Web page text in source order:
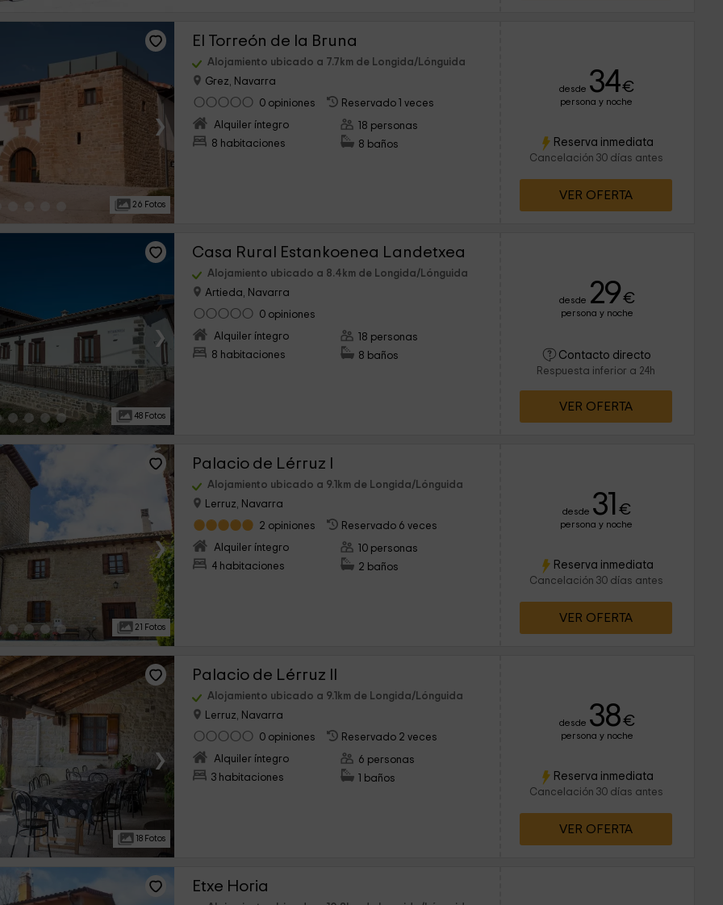
›
26 Fotos
El Torreón de la Bruna
Alojamiento ubicado a 7.7km de Longida/Lónguida
Grez, Navarra
0 opiniones
Reservado 1 veces
Alquiler íntegro
8 habitaciones
18 personas
8 baños
desde 34€
persona y noche
Reserva inmediata
Cancelación 30 días antes
VER OFERTA
›
48 Fotos
Casa Rural Estankoenea Landetxea
Alojamiento ubicado a 8.4km de Longida/Lónguida
Artieda, Navarra
0 opiniones
Alquiler íntegro
8 habitaciones
18 personas
8 baños
desde 29€
persona y noche
Contacto directo
Respuesta inferior a 24h
VER OFERTA
›
21 Fotos
Palacio de Lérruz I
Alojamiento ubicado a 9.1km de Longida/Lónguida
Lerruz, Navarra
2 opiniones
Reservado 6 veces
Alquiler íntegro
4 habitaciones
10 personas
2 baños
desde 31 €
persona y noche
Reserva inmediata
Cancelación 30 días antes
VER OFERTA
›
18 Fotos
Palacio de Lérruz II
Alojamiento ubicado a 9.1km de Longida/Lónguida
Lerruz, Navarra
0 opiniones
Reservado 2 veces
Alquiler íntegro
3 habitaciones
6 personas
1 baños
desde 38€
persona y noche
Reserva inmediata
Cancelación 30 días antes
VER OFERTA
Etxe Horia